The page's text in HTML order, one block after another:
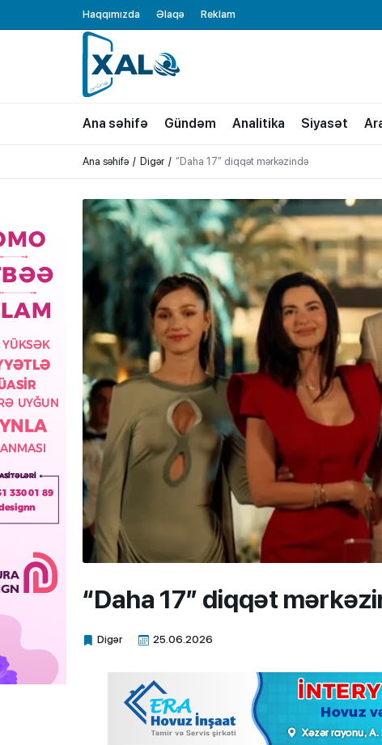
Haqqımızda Əlaqə Reklam
XALQ.ONLINE
ONLAYN PLATFORMA
Ana səhifə Gündəm Analitika Siyasət
Ana səhifə Digər “Daha 17” diqqət mərkəzində
“Daha 17” diqqət
Digər 25.06.2026
Xalq.Online